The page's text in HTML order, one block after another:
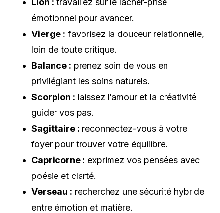
Lion : travaillez sur le lâcher-prise
émotionnel pour avancer.
Vierge : favorisez la douceur relationnelle,
loin de toute critique.
Balance : prenez soin de vous en
privilégiant les soins naturels.
Scorpion : laissez l’amour et la créativité
guider vos pas.
Sagittaire : reconnectez-vous à votre
foyer pour trouver votre équilibre.
Capricorne : exprimez vos pensées avec
poésie et clarté.
Verseau : recherchez une sécurité hybride
entre émotion et matière.